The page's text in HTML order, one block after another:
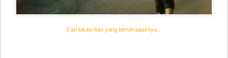
Cari lokasi foto yang bersih pasirnya...